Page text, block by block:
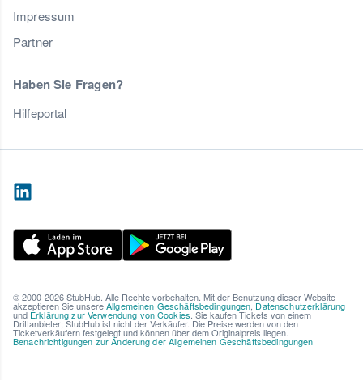
Impressum
Partner
Haben Sie Fragen?
Hilfeportal
© 2000-2026 StubHub. Alle Rechte vorbehalten. Mit der Benutzung dieser Website
akzeptieren Sie unsereAllgemeinen Geschäftsbedingungen Datenschutzerklärung
und Erklärung zur Verwendung von Cookies . Sie kaufen Tickets von einem
Drittanbieter; StubHub ist nicht der Verkäufer. Die Preise werden von den
Ticketverkäufern festgelegt und können über dem Originalpreis liegen.
Benachrichtigungen zur Änderung der Allgemeinen Geschäftsbedingungen